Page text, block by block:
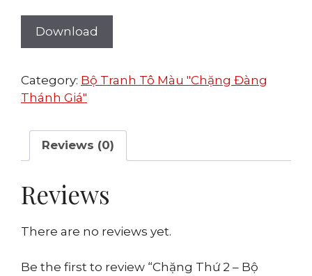
Download
Category: Bộ Tranh Tô Màu "Chặng Đàng
Thánh Giá"
Reviews (0)
Reviews
There are no reviews yet.
Be the first to review “Chặng Thứ 2 – Bộ